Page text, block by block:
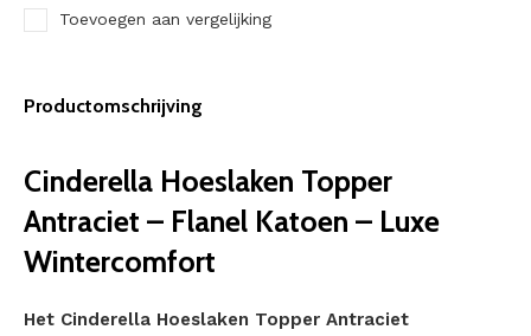
Toevoegen aan vergelijking
Productomschrijving
Cinderella Hoeslaken Topper
Antraciet – Flanel Katoen – Luxe
Wintercomfort
Het Cinderella Hoeslaken Topper Antraciet